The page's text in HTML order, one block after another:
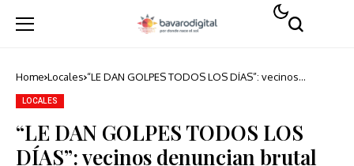
Home Locales “LE DAN GOLPES TODOS LOS DÍAS”: vecinos
LOCALES
“LE DAN GOLPES TODOS LOS
DÍAS”: vecinos denuncian brutal